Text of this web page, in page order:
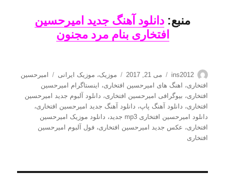
منبع: دانلود آهنگ جدید امیرحسین
افتخاری بنام مرد مجنون
نویسنده
ins2012
ارسال
شده
در
می 21, 2017 دسته‌ها
موزیک، موزیک ایرانی برچسب‌ها
امیرحسین
افتخاری، اهنگ های امیرحسین افتخاری،
اینستاگرام امیرحسین
افتخاری، بیوگرافی امیرحسین افتخاری، دانلود آلبوم جدید امیرحسین
افتخاری، دانلود آهنگ پاپ، دانلود آهنگ جدید امیرحسین افتخاری،
دانلود امیرحسین افتخاری mp3 جدید
، دانلود موزیک امیرحسین
افتخاری، عکس جدید امیرحسین افتخاری،فول آلبوم امیرحسین
افتخاری